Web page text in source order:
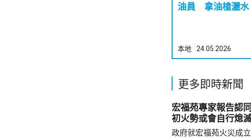
油員 拿油槍灑水
本地 24.05.2026
更多即時新聞
宏福苑專家報告認
初火勢或會自行熄
政府就宏福苑火災成